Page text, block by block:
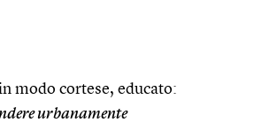
modo cortese, educato:
urbanamente